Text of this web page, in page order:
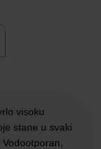
visoku
stane u svaki